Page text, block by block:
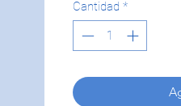
Cantidad *